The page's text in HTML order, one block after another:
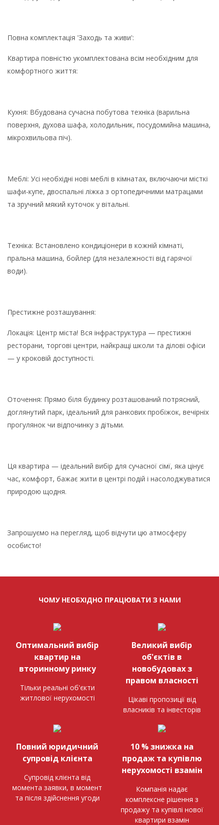
Повна комплектація 'Заходь та живи':
Квартира повністю укомплектована всім необхідним для
комфортного життя:
Кухня: Вбудована сучасна побутова техніка (варильна
поверхня, духова шафа, холодильник, посудомийна машина,
мікрохвильова піч).
Меблі: Усі необхідні нові меблі в кімнатах, включаючи місткі
шафи-купе, двоспальні ліжка з ортопедичними матрацами
та зручний мякий куточок у вітальні.
Техніка: Встановлено кондиціонери в кожній кімнаті,
пральна машина, бойлер (для незалежності від гарячої
води).
Престижне розташування:
Локація: Центр міста! Вся інфраструктура — престижні
ресторани, торгові центри, найкращі школи та ділові офіси
— у кроковій доступності.
Оточення: Прямо біля будинку розташований потрясний,
доглянутий парк, ідеальний для ранкових пробіжок, вечірніх
прогулянок чи відпочинку з дітьми.
Ця квартира — ідеальний вибір для сучасної сімї, яка цінує
час, комфорт, бажає жити в центрі подій і насолоджуватися
природою щодня.
Запрошуємо на перегляд, щоб відчути цю атмосферу
особисто!
ЧОМУ НЕОБХІДНО ПРАЦЮВАТИ З НАМИ
Оптимальний вибір
квартир на
вторинному ринку
Тільки реальні об'єкти
житлової нерухомості
Великий вибір
об'єктів в
новобудовах з
правом власності
Цікаві пропозиції від
власників та інвесторів
Повний юридичний
супровід клієнта
Супровід клієнта від
момента заявки, в момент
та після здійснення угоди
10 % знижка на
продаж та купівлю
нерухомості взамін
Компанія надає
комплексне рішення з
продажу та купівлі нової
квартири взамін